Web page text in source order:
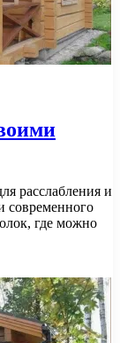
расслабления и
современного
где можно